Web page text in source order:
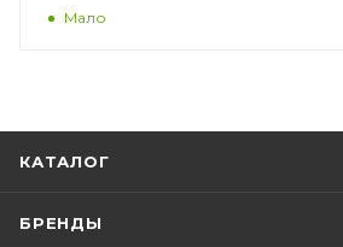
Мало
КАТАЛОГ
БРЕНДЫ